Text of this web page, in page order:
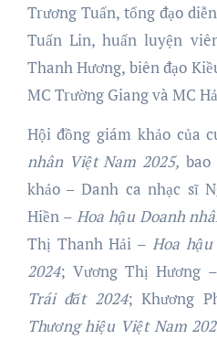
Trương Tuấn, tổng đạo
Tuấn Lin, huấn luyện
Thanh Hương, biên đạo
MC Trường Giang và MC
Hội đồng giám khảo của
nhân Việt Nam 2025, bao
khảo – Danh ca nhạc sĩ
Hiền – Hoa hậu Doanh
Thị Thanh Hải –Hoa
2024; Vương Thị Hương –
Trái đất 2024; Khương
Thương hiệu Việt Nam